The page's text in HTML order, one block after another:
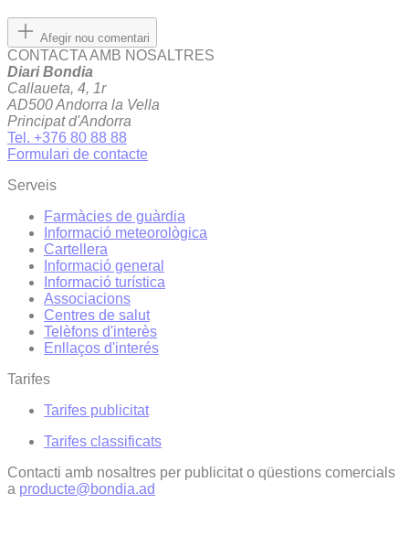
Afegir nou comentari
CONTACTA AMB NOSALTRES
Diari Bondia
Callaueta, 4, 1r
AD500 Andorra la Vella
Principat d'Andorra
Tel. +376 80 88 88
Formulari de contacte
Serveis
Farmàcies de guàrdia
Informació meteorològica
Cartellera
Informació general
Informació turística
Associacions
Centres de salut
Telèfons d'interès
Enllaços d'interés
Tarifes
Tarifes publicitat
Tarifes classificats
Contacti amb nosaltres per publicitat o qüestions comercials
a producte@bondia.ad